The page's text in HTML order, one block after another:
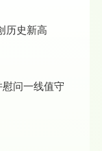
广东省哲社优秀成果奖17项 创历史新高
问一线值守